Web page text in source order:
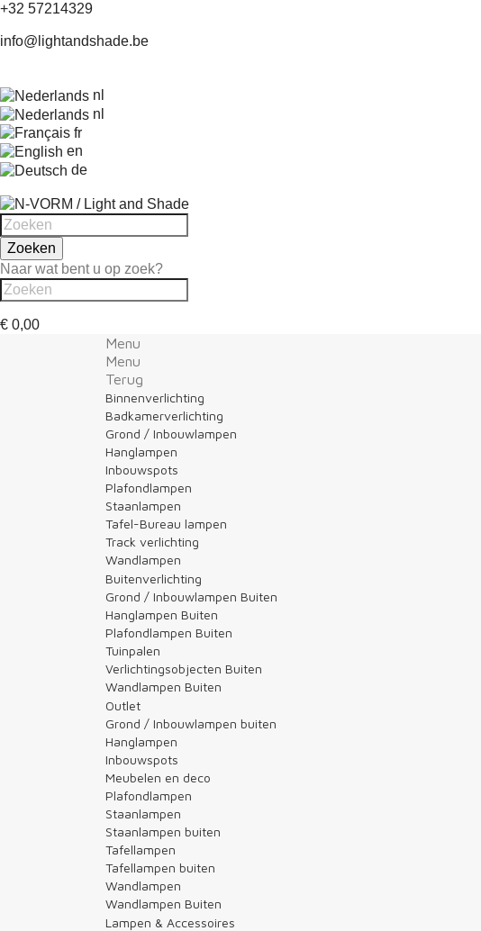
+32 57214329
info@lightandshade.be
nl
nl
fr
en
de
Zoeken
Naar wat bent u op zoek?
€ 0,00
Menu
Menu
Terug
Binnenverlichting
Badkamerverlichting
Grond / Inbouwlampen
Hanglampen
Inbouwspots
Plafondlampen
Staanlampen
Tafel-Bureau lampen
Track verlichting
Wandlampen
Buitenverlichting
Grond / Inbouwlampen Buiten
Hanglampen Buiten
Plafondlampen Buiten
Tuinpalen
Verlichtingsobjecten Buiten
Wandlampen Buiten
Outlet
Grond / Inbouwlampen buiten
Hanglampen
Inbouwspots
Meubelen en deco
Plafondlampen
Staanlampen
Staanlampen buiten
Tafellampen
Tafellampen buiten
Wandlampen
Wandlampen Buiten
Lampen & Accessoires